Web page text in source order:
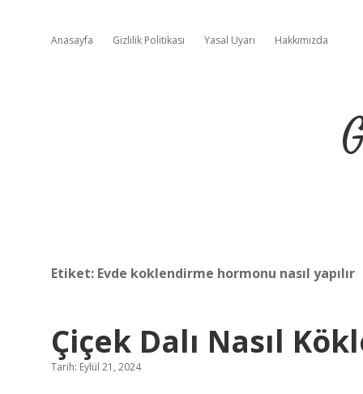
Anasayfa Gizlilik Politikası Yasal Uyarı Hakkımızda
Etiket: Evde koklendirme hormonu nasıl yapılır
Çiçek Dalı Nasıl
Tarih: Eylül 21, 2024